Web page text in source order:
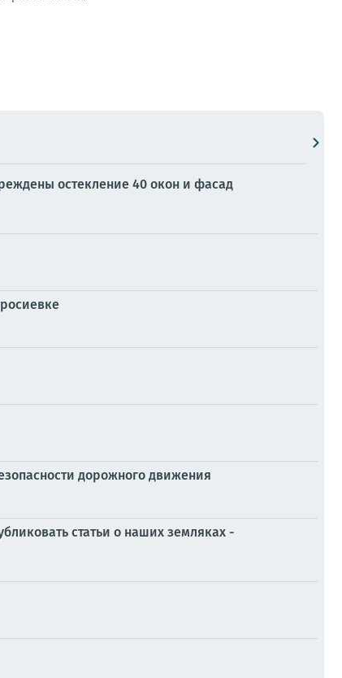
остекление 40 окон и фасад
дорожного движения
статьи о наших земляках -